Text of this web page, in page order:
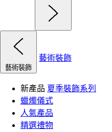
藝術裝飾
藝術裝飾
新產品 夏季裝飾系列
蠟燭儀式
人氣產品
精選禮物